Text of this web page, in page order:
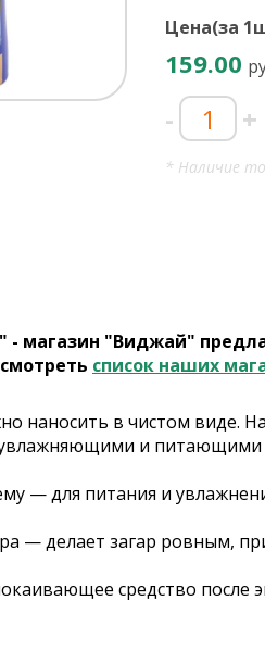
Цена(за
159.00
- +
* Наличие
магазин "Виджай"
список наших
наносить в чистом виде.
и питающими
— для питания и
— делает загар ровным,
средство